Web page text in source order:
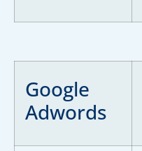
Google
Adwords